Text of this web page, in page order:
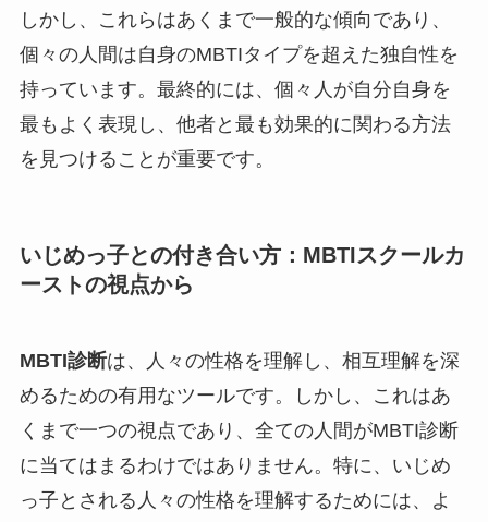
しかし、これらはあくまで一般的な傾向であり、
個々の人間は自身のMBTIタイプを超えた独自性を
持っています。最終的には、個々人が自分自身を
最もよく表現し、他者と最も効果的に関わる方法
を見つけることが重要です。
いじめっ子との付き合い方：MBTIスクールカ
ーストの視点から
MBTI診断は、人々の性格を理解し、相互理解を深
めるための有用なツールです。しかし、これはあ
くまで一つの視点であり、全ての人間がMBTI診断
に当てはまるわけではありません。特に、いじめ
っ子とされる人々の性格を理解するためには、よ